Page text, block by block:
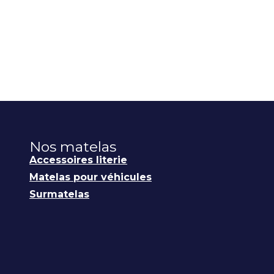
Nos matelas
Accessoires literie
Matelas pour véhicules
Surmatelas